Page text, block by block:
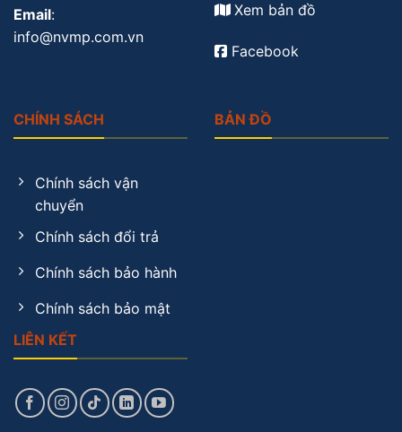
Email:
info@nvmp.com.vn
Xem bản đồ
Facebook
CHÍNH SÁCH
Chính sách vận
chuyển
Chính sách đổi trả
Chính sách bảo hành
Chính sách bảo mật
LIÊN KẾT
BẢN ĐỒ